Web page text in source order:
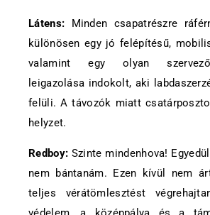
Látens: Minden csapatrészre
különösen egy jó felépítésű,
valamint egy olyan
leigazolása indokolt, aki
felüli. A távozók miatt
helyzet.
Redboy: Szinte mindenhova!
nem bántanám. Ezen kívül nem
teljes vérátömlesztést